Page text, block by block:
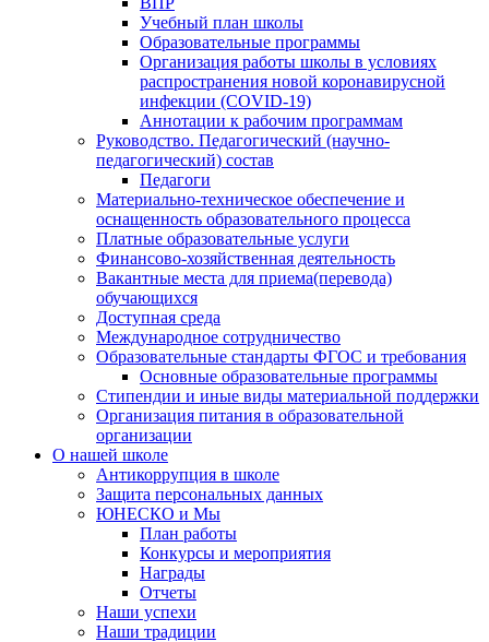
Учебный план школы
Образовательные программы
Организация работы школы в условиях
распространения новой коронавирусной
инфекции (CОVID-19)
Аннотации к рабочим программам
Руководство. Педагогический (научно-
педагогический) состав
Педагоги
Материально-техническое обеспечение и
оснащенность образовательного процесса
Платные образовательные услуги
Финансово-хозяйственная деятельность
Вакантные места для приема(перевода)
обучающихся
Доступная среда
Международное сотрудничество
Образовательные стандарты ФГОС и требования
Основные образовательные программы
Стипендии и иные виды материальной поддержки
Организация питания в образовательной
организации
О нашей школе
Антикоррупция в школе
Защита персональных данных
ЮНЕСКО и Мы
План работы
Конкурсы и мероприятия
Награды
Отчеты
Наши успехи
Наши традиции